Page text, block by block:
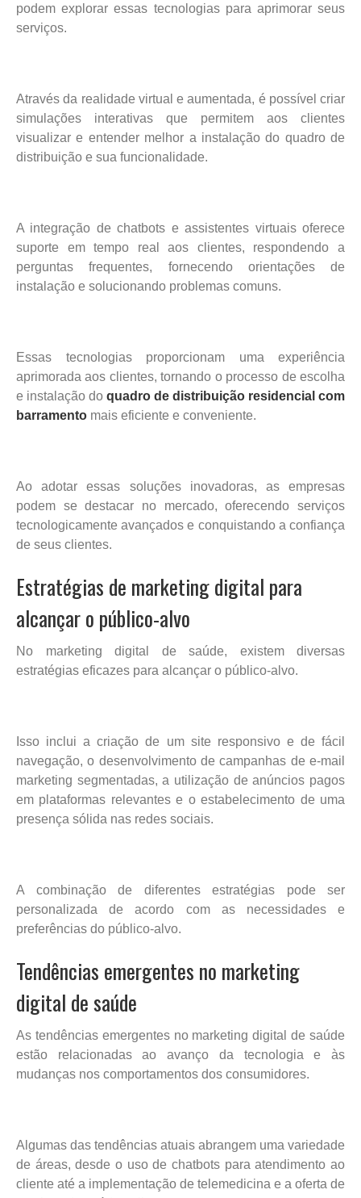
podem explorar essas tecnologias para aprimorar seus
serviços.
Através da realidade virtual e aumentada, é possível criar
simulações interativas que permitem aos clientes
visualizar e entender melhor a instalação do quadro de
distribuição e sua funcionalidade.
A integração de chatbots e assistentes virtuais oferece
suporte em tempo real aos clientes, respondendo a
perguntas frequentes, fornecendo orientações de
instalação e solucionando problemas comuns.
Essas tecnologias proporcionam uma experiência
aprimorada aos clientes, tornando o processo de escolha
e instalação do quadro de distribuição residencial com
barramento mais eficiente e conveniente.
Ao adotar essas soluções inovadoras, as empresas
podem se destacar no mercado, oferecendo serviços
tecnologicamente avançados e conquistando a confiança
de seus clientes.
Estratégias de marketing digital para
alcançar o público-alvo
No marketing digital de saúde, existem diversas
estratégias eficazes para alcançar o público-alvo.
Isso inclui a criação de um site responsivo e de fácil
navegação, o desenvolvimento de campanhas de e-mail
marketing segmentadas, a utilização de anúncios pagos
em plataformas relevantes e o estabelecimento de uma
presença sólida nas redes sociais.
A combinação de diferentes estratégias pode ser
personalizada de acordo com as necessidades e
preferências do público-alvo.
Tendências emergentes no marketing
digital de saúde
As tendências emergentes no marketing digital de saúde
estão relacionadas ao avanço da tecnologia e às
mudanças nos comportamentos dos consumidores.
Algumas das tendências atuais abrangem uma variedade
de áreas, desde o uso de chatbots para atendimento ao
cliente até a implementação de telemedicina e a oferta de